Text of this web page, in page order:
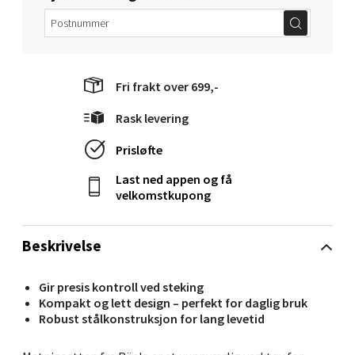
Beskrivelse
Gir presis kontroll ved steking
Kompakt og lett design – perfekt for daglig bruk
Robust stålkonstruksjon for lang levetid
Fri frakt over 699,-
Rask levering
Prisløfte
Last ned appen og få
velkomstkupong
Velg
Ålesund - Thon Senter Moa
Langelandsvegen 25, 6010 Ålesund
Åpent i dag 10-18
0 i butikk
Molde - Moldetorget
Torget 1, 6413 Molde